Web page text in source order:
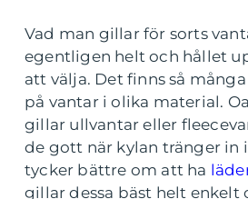
Vad man gillar för sorts
egentligen helt och hållet
att välja. Det finns så
på vantar i olika material.
gillar ullvantar eller
de gott när kylan tränger in
tycker bättre om att ha
gillar dessa bäst helt enkelt